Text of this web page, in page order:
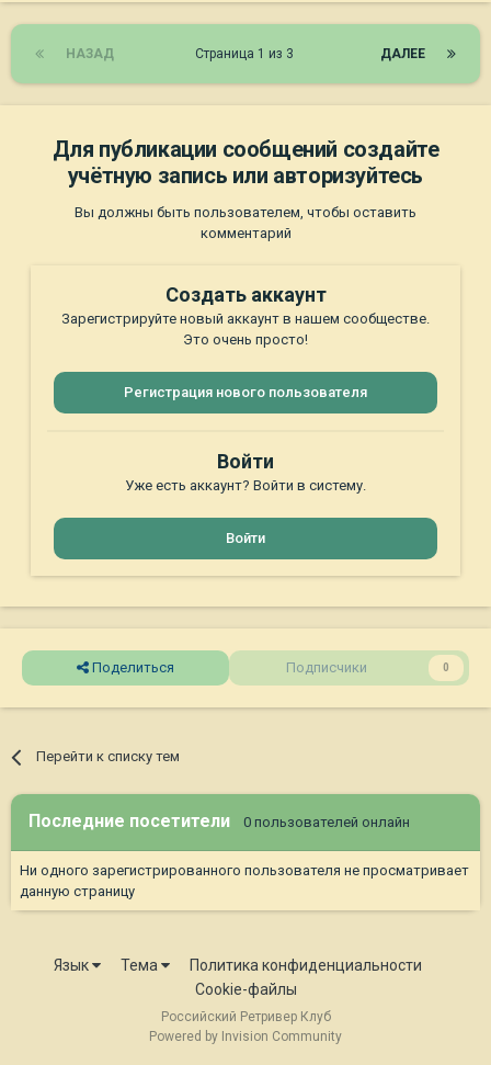
НАЗАД ДАЛЕЕ
Страница 1 из 3
Для публикации сообщений создайте
учётную запись или авторизуйтесь
Вы должны быть пользователем, чтобы оставить
комментарий
Создать аккаунт
Зарегистрируйте новый аккаунт в нашем сообществе.
Это очень просто!
Регистрация нового пользователя
Войти
Уже есть аккаунт? Войти в систему.
Войти
Поделиться Подписчики 0
Перейти к списку тем
Последние посетители 0 пользователей онлайн
Ни одного зарегистрированного пользователя не просматривает
данную страницу
Язык Тема
Политика конфиденциальности
Cookie-файлы
Российский Ретривер Клуб
Powered by Invision Community